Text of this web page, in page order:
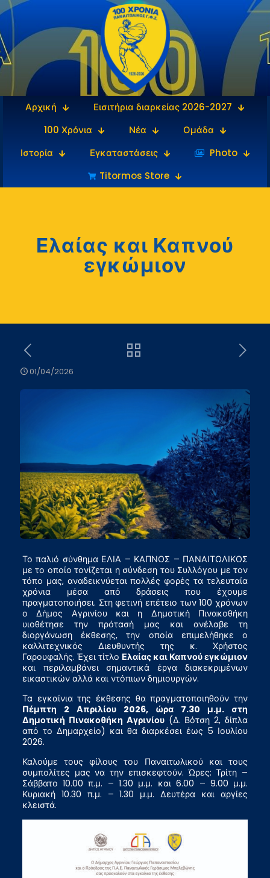
Αρχική
Εισιτήρια διαρκείας 2026-2027
100 Χρόνια
Νέα
Ομάδα
Ιστορία
Εγκαταστάσεις
‎‏‏‎ ‎Photo
Titormos Store
Ελαίας και Καπνού
εγκώμιον
01/04/2026
Το παλιό σύνθημα ΕΛΙΑ – ΚΑΠΝΟΣ – ΠΑΝΑΙΤΩΛΙΚΟΣ
με το οποίο τονίζεται η σύνδεση του Συλλόγου με τον
τόπο μας, αναδεικνύεται πολλές φορές τα τελευταία
χρόνια μέσα από δράσεις που έχουμε
πραγματοποιήσει. Στη φετινή επέτειο των 100 χρόνων
ο Δήμος Αγρινίου και η Δημοτική Πινακοθήκη
υιοθέτησε την πρότασή μας και ανέλαβε τη
διοργάνωση έκθεσης, την οποία επιμελήθηκε ο
καλλιτεχνικός Διευθυντής της κ. Χρήστος
Γαρουφαλής. Έχει τίτλο Ελαίας και Καπνού εγκώμιον
και περιλαμβάνει σημαντικά έργα διακεκριμένων
εικαστικών αλλά και ντόπιων δημιουργών.
Τα εγκαίνια της έκθεσης θα πραγματοποιηθούν την
Πέμπτη 2 Απριλίου 2026, ώρα 7.30 μ.μ. στη
Δημοτική Πινακοθήκη Αγρινίου(Δ. Βότση 2, δίπλα
από το Δημαρχείο) και θα διαρκέσει έως 5 Ιουλίου
2026.
Καλούμε τους φίλους του Παναιτωλικού και τους
συμπολίτες μας να την επισκεφτούν. Ώρες: Τρίτη –
Σάββατο 10.00 π.μ. – 1.30 μ.μ. και 6.00 – 9.00 μ.μ.
Κυριακή 10.30 π.μ. – 1.30 μ.μ. Δευτέρα και αργίες
κλειστά.